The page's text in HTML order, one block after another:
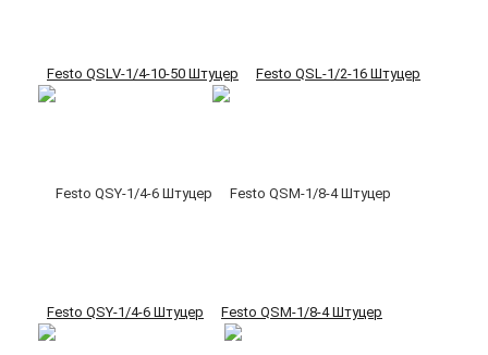
Festo QSLV-1/4-10-50 Штуцер Festo QSL-1/2-16 Штуцер
Festo QSY-1/4-6 Штуцер Festo QSM-1/8-4 Штуцер